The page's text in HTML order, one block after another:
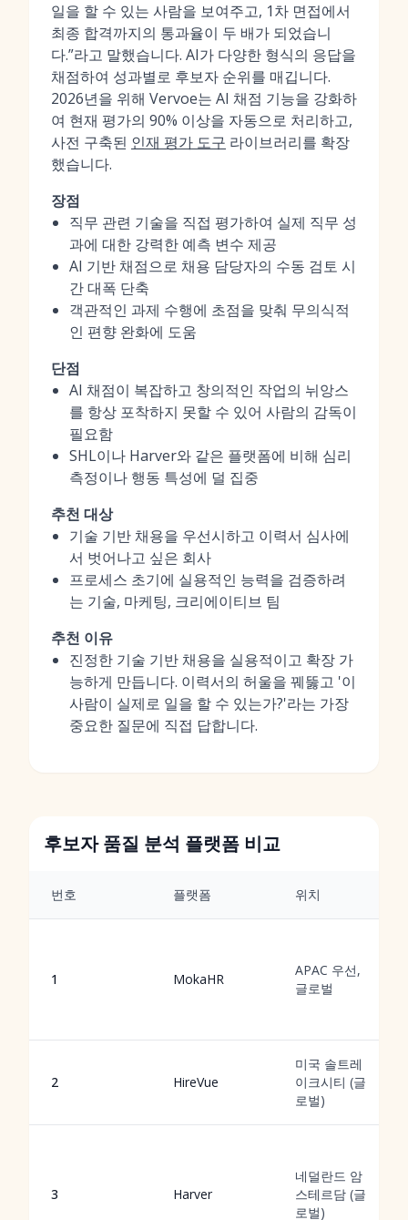
일을 할 수 있는 사람을 보여주고, 1차 면접에서
최종 합격까지의 통과율이 두 배가 되었습니
다.”라고 말했습니다. AI가 다양한 형식의 응답을
채점하여 성과별로 후보자 순위를 매깁니다.
2026년을 위해 Vervoe는 AI 채점 기능을 강화하
여 현재 평가의 90% 이상을 자동으로 처리하고,
사전 구축된 인재 평가 도구 라이브러리를 확장
했습니다.
장점
직무 관련 기술을 직접 평가하여 실제 직무 성
과에 대한 강력한 예측 변수 제공
AI 기반 채점으로 채용 담당자의 수동 검토 시
간 대폭 단축
객관적인 과제 수행에 초점을 맞춰 무의식적
인 편향 완화에 도움
단점
AI 채점이 복잡하고 창의적인 작업의 뉘앙스
를 항상 포착하지 못할 수 있어 사람의 감독이
필요함
SHL이나 Harver와 같은 플랫폼에 비해 심리
측정이나 행동 특성에 덜 집중
추천 대상
기술 기반 채용을 우선시하고 이력서 심사에
서 벗어나고 싶은 회사
프로세스 초기에 실용적인 능력을 검증하려
는 기술, 마케팅, 크리에이티브 팀
추천 이유
진정한 기술 기반 채용을 실용적이고 확장 가
능하게 만듭니다. 이력서의 허울을 꿰뚫고 '이
사람이 실제로 일을 할 수 있는가?'라는 가장
중요한 질문에 직접 답합니다.
후보자 품질 분석 플랫폼 비교
번호 플랫폼 위치
1 MokaHR
APAC 우선,
글로벌
2 HireVue
미국 솔트레
이크시티 (글
로벌)
3 Harver
네덜란드 암
스테르담 (글
로벌)